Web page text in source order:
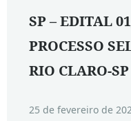
SP – EDITAL
PROCESSO
RIO CLARO-
25 de fevereiro de